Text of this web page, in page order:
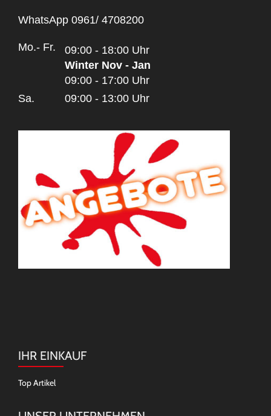
WhatsApp 0961/ 4708200
Mo.- Fr. 09:00 - 18:00 Uhr
Winter Nov - Jan
09:00 - 17:00 Uhr
Sa.
09:00 - 13:00 Uhr
IHR EINKAUF
Top Artikel